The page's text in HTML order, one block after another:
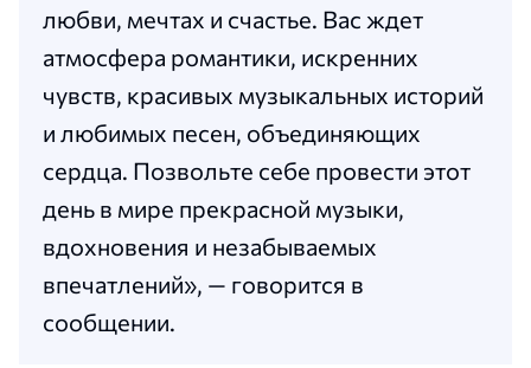
любви, мечтах и счастье. Вас ждет
атмосфера романтики, искренних
чувств, красивых музыкальных историй
и любимых песен, объединяющих
сердца. Позвольте себе провести этот
день в мире прекрасной музыки,
вдохновения и незабываемых
впечатлений», — говорится в
сообщении.